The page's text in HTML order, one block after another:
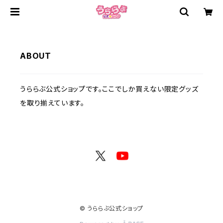
ABOUT
うららぶ公式ショップです。ここでしか買えない限定グッズ
を取り揃えています。
© うららぶ公式ショップ